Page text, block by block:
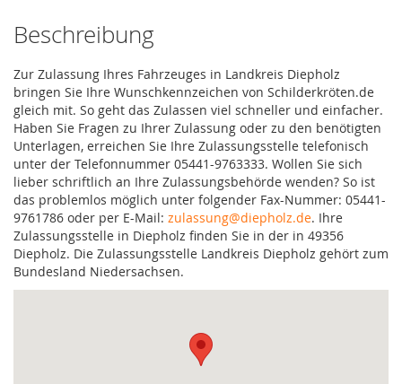
Beschreibung
Zur Zulassung Ihres Fahrzeuges in Landkreis Diepholz
bringen Sie Ihre Wunschkennzeichen von Schilderkröten.de
gleich mit. So geht das Zulassen viel schneller und einfacher.
Haben Sie Fragen zu Ihrer Zulassung oder zu den benötigten
Unterlagen, erreichen Sie Ihre Zulassungsstelle telefonisch
unter der Telefonnummer 05441-9763333. Wollen Sie sich
lieber schriftlich an Ihre Zulassungsbehörde wenden? So ist
das problemlos möglich unter folgender Fax-Nummer: 05441-
9761786 oder per E-Mail: zulassung@diepholz.de. Ihre
Zulassungsstelle in Diepholz finden Sie in der in 49356
Diepholz. Die Zulassungsstelle Landkreis Diepholz gehört zum
Bundesland Niedersachsen.